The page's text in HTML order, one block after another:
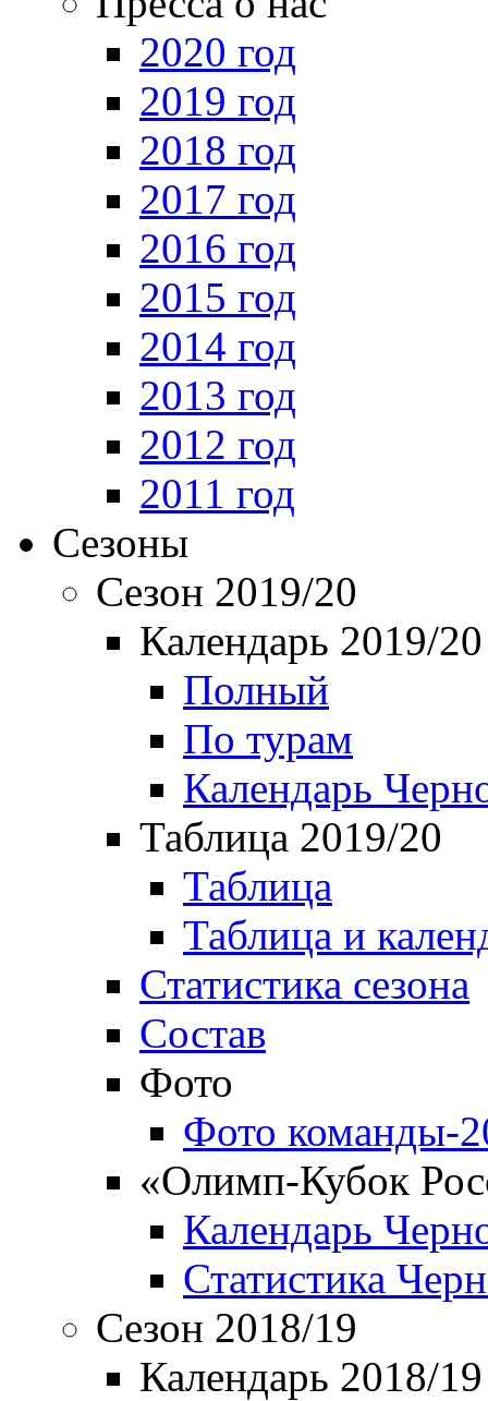
2020 год
2019 год
2018 год
2017 год
2016 год
2015 год
2014 год
2013 год
2012 год
2011 год
Сезоны
Сезон 2019/20
Календарь 2019/20
Полный
По турам
Календарь
Таблица 2019/20
Таблица
Таблица и
Статистика сезона
Состав
Фото
Фото команды-
«Олимп-Кубок
Календарь
Статистика
Сезон 2018/19
Календарь 2018/19